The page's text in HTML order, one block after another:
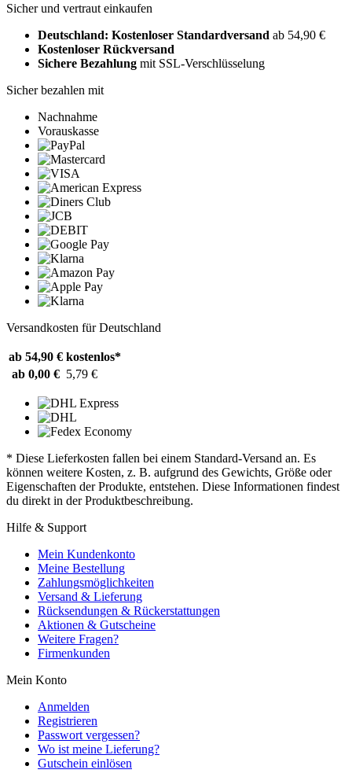
Sicher und vertraut einkaufen
Deutschland: Kostenloser Standardversand ab 54,90 €
Kostenloser Rückversand
Sichere Bezahlung mit SSL-Verschlüsselung
Sicher bezahlen mit
Nachnahme
Vorauskasse
Versandkosten für Deutschland
ab 54,90 € kostenlos*
ab 0,00 € 5,79 €
* Diese Lieferkosten fallen bei einem Standard-Versand an. Es
können weitere Kosten, z. B. aufgrund des Gewichts, Größe oder
Eigenschaften der Produkte, entstehen. Diese Informationen findest
du direkt in der Produktbeschreibung.
Hilfe & Support
Mein Kundenkonto
Meine Bestellung
Zahlungsmöglichkeiten
Versand & Lieferung
Rücksendungen & Rückerstattungen
Aktionen & Gutscheine
Weitere Fragen?
Firmenkunden
Mein Konto
Anmelden
Registrieren
Passwort vergessen?
Wo ist meine Lieferung?
Gutschein einlösen